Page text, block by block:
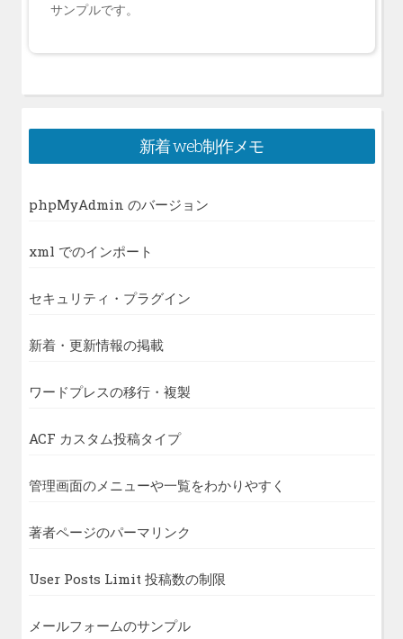
サンプルです。
新着 web制作メモ
phpMyAdmin のバージョン
xml でのインポート
セキュリティ・プラグイン
新着・更新情報の掲載
ワードプレスの移行・複製
ACF カスタム投稿タイプ
管理画面のメニューや一覧をわかりやすく
著者ページのパーマリンク
User Posts Limit 投稿数の制限
メールフォームのサンプル